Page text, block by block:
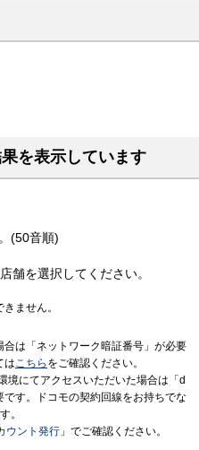
を表示しています
(50音順)
舗を選択してください。
ません。
合は「ネットワーク暗証番号」が必要
はこちら をご確認ください。
境にてアクセスいただいた場合は「d
す。ドコモの契約回線をお持ちでな
。
ウント発行 」でご確認ください。